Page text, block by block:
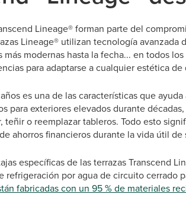
Lineage® forman parte del
Lineage® utilizan tecnología
más modernas hasta la fecha... en todos
para adaptarse a cualquier estética de
es una de las características que
para exteriores elevados durante
teñir o reemplazar tableros. Todo esto
ahorros financieros durante la vida útil de
específicas de las terrazas Transcend
refrigeración por agua de circuito cerrado
fabricadas con un 95 % de materiales